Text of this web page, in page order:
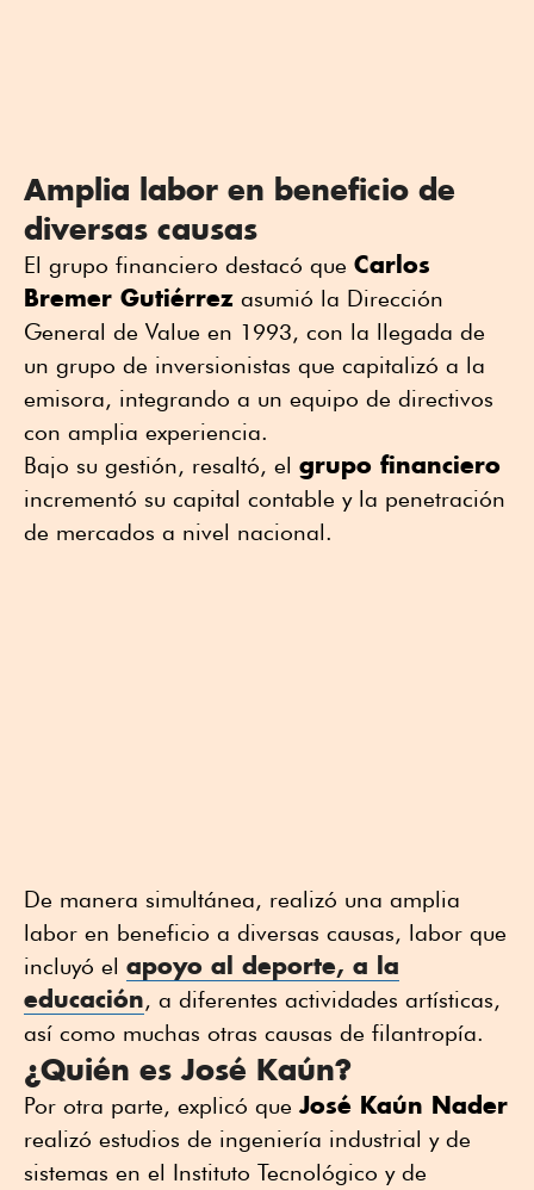
Amplia labor en beneficio de
diversas causas
El grupo financiero destacó que Carlos
Bremer Gutiérrez asumió la Dirección
General de Value en 1993, con la llegada de
un grupo de inversionistas que capitalizó a la
emisora, integrando a un equipo de directivos
con amplia experiencia.
Bajo su gestión, resaltó, el grupo financiero
incrementó su capital contable y la penetración
de mercados a nivel nacional.
De manera simultánea, realizó una amplia
labor en beneficio a diversas causas, labor que
incluyó el apoyo al deporte, a la
educación, a diferentes actividades artísticas,
así como muchas otras causas de filantropía.
¿Quién es José Kaún?
Por otra parte, explicó que José Kaún Nader
realizó estudios de ingeniería industrial y de
sistemas en el Instituto Tecnológico y de